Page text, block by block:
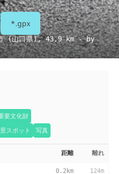
*.gpx
(山口県), 43.9 km - by
要文化財
スポット 写真
距離 離れ
0.2km 124m